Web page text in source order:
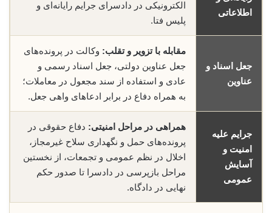
اطلاعاتی
الکترونیکی در دادسرای جرایم رایانه‌ای و
پلیس فتا.
جعل اسناد و
عناوین
مقابله با تزویر و تقلب: وکالت در پرونده‌های
جعل عناوین دولتی، جعل اسناد رسمی و
عادی و استفاده از سند مجعول در معاملات؛
به همراه دفاع در برابر ادعاهای واهی جعل.
جرایم علیه
امنیت و
آسایش
عمومی
همراهی در مراحل امنیتی: دفاع حقوقی در
پرونده‌های حمل و نگهداری سلاح غیرمجاز،
اخلال در نظم عمومی و تجمعات، از نخستین
مراحل بازپرسی در دادسرا تا صدور حکم
نهایی در دادگاه.